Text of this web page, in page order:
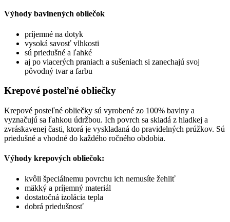
Výhody bavlnených obliečok
príjemné na dotyk
vysoká savosť vlhkosti
sú priedušné a ľahké
aj po viacerých praniach a sušeniach si zanechajú svoj
pôvodný tvar a farbu
Krepové posteľné obliečky
Krepové posteľné obliečky sú vyrobené zo 100% bavlny a
vyznačujú sa ľahkou údržbou. Ich povrch sa skladá z hladkej a
zvráskavenej časti, ktorá je vyskladaná do pravidelných prúžkov. Sú
priedušné a vhodné do každého ročného obdobia.
Výhody krepových obliečok:
kvôli špeciálnemu povrchu ich nemusíte žehliť
mäkký a príjemný materiál
dostatočná izolácia tepla
dobrá priedušnosť